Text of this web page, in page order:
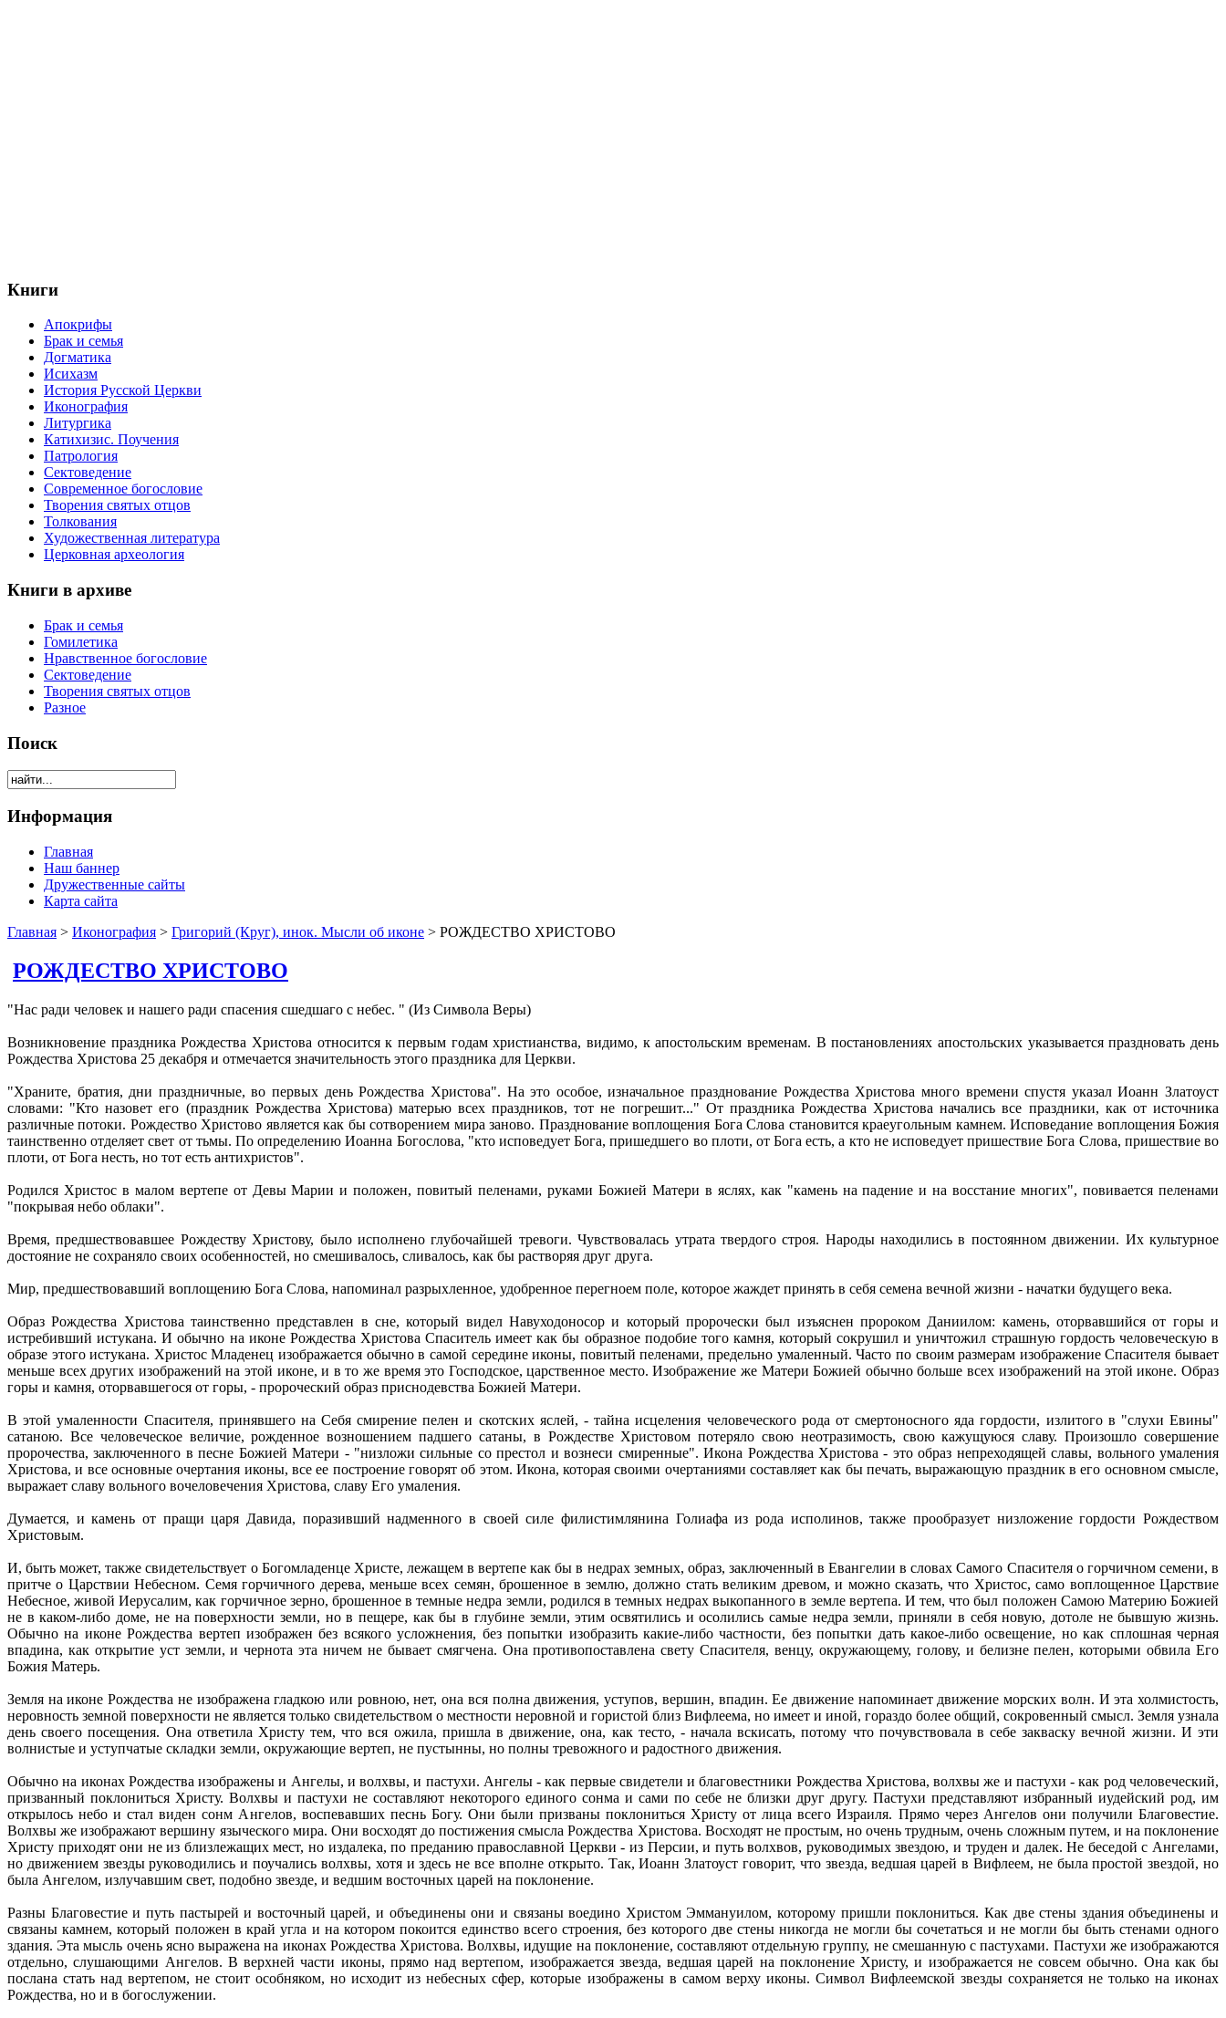
Книги
Апокрифы
Брак и семья
Догматика
Исихазм
История Русской Церкви
Иконография
Литургика
Катихизис. Поучения
Патрология
Сектоведение
Современное богословие
Творения святых отцов
Толкования
Художественная литература
Церковная археология
Книги в архиве
Брак и семья
Гомилетика
Нравственное богословие
Сектоведение
Творения святых отцов
Разное
Поиск
Информация
Главная
Наш баннер
Дружественные сайты
Карта сайта
Главная > Иконография > Григорий (Круг), инок. Мысли об иконе > РОЖДЕСТВО ХРИСТОВО
РОЖДЕСТВО ХРИСТОВО
"Нас ради человек и нашего ради спасения сшедшаго с небес. " (Из Символа Веры)
Возникновение праздника Рождества Христова относится к первым годам христианства, видимо, к апостольским временам. В постановлениях апостольских указывается праздновать день
Рождества Христова 25 декабря и отмечается значительность этого праздника для Церкви.
"Храните, братия, дни праздничные, во первых день Рождества Христова". На это особое, изначальное празднование Рождества Христова много времени спустя указал Иоанн Златоуст
словами: "Кто назовет его (праздник Рождества Христова) матерью всех праздников, тот не погрешит..." От праздника Рождества Христова начались все праздники, как от источника
различные потоки. Рождество Христово является как бы сотворением мира заново. Празднование воплощения Бога Слова становится краеугольным камнем. Исповедание воплощения Божия
таинственно отделяет свет от тьмы. По определению Иоанна Богослова, "кто исповедует Бога, пришедшего во плоти, от Бога есть, а кто не исповедует пришествие Бога Слова, пришествие во
плоти, от Бога несть, но тот есть антихристов".
Родился Христос в малом вертепе от Девы Марии и положен, повитый пеленами, руками Божией Матери в яслях, как "камень на падение и на восстание многих", повивается пеленами
"покрывая небо облаки".
Время, предшествовавшее Рождеству Христову, было исполнено глубочайшей тревоги. Чувствовалась утрата твердого строя. Народы находились в постоянном движении. Их культурное
достояние не сохраняло своих особенностей, но смешивалось, сливалось, как бы растворяя друг друга.
Мир, предшествовавший воплощению Бога Слова, напоминал разрыхленное, удобренное перегноем поле, которое жаждет принять в себя семена вечной жизни - начатки будущего века.
Образ Рождества Христова таинственно представлен в сне, который видел Навуходоносор и который пророчески был изъяснен пророком Даниилом: камень, оторвавшийся от горы и
истребивший истукана. И обычно на иконе Рождества Христова Спаситель имеет как бы образное подобие того камня, который сокрушил и уничтожил страшную гордость человеческую в
образе этого истукана. Христос Младенец изображается обычно в самой середине иконы, повитый пеленами, предельно умаленный. Часто по своим размерам изображение Спасителя бывает
меньше всех других изображений на этой иконе, и в то же время это Господское, царственное место. Изображение же Матери Божией обычно больше всех изображений на этой иконе. Образ
горы и камня, оторвавшегося от горы, - пророческий образ приснодевства Божией Матери.
В этой умаленности Спасителя, принявшего на Себя смирение пелен и скотских яслей, - тайна исцеления человеческого рода от смертоносного яда гордости, излитого в "слухи Евины"
сатаною. Все человеческое величие, рожденное возношением падшего сатаны, в Рождестве Христовом потеряло свою неотразимость, свою кажущуюся славу. Произошло совершение
пророчества, заключенного в песне Божией Матери - "низложи сильные со престол и вознеси смиренные". Икона Рождества Христова - это образ непреходящей славы, вольного умаления
Христова, и все основные очертания иконы, все ее построение говорят об этом. Икона, которая своими очертаниями составляет как бы печать, выражающую праздник в его основном смысле,
выражает славу вольного вочеловечения Христова, славу Его умаления.
Думается, и камень от пращи царя Давида, поразивший надменного в своей силе филистимлянина Голиафа из рода исполинов, также прообразует низложение гордости Рождеством
Христовым.
И, быть может, также свидетельствует о Богомладенце Христе, лежащем в вертепе как бы в недрах земных, образ, заключенный в Евангелии в словах Самого Спасителя о горчичном семени, в
притче о Царствии Небесном. Семя горчичного дерева, меньше всех семян, брошенное в землю, должно стать великим древом, и можно сказать, что Христос, само воплощенное Царствие
Небесное, живой Иерусалим, как горчичное зерно, брошенное в темные недра земли, родился в темных недрах выкопанного в земле вертепа. И тем, что был положен Самою Материю Божией
не в каком-либо доме, не на поверхности земли, но в пещере, как бы в глубине земли, этим освятились и осолились самые недра земли, приняли в себя новую, дотоле не бывшую жизнь.
Обычно на иконе Рождества вертеп изображен без всякого усложнения, без попытки изобразить какие-либо частности, без попытки дать какое-либо освещение, но как сплошная черная
впадина, как открытие уст земли, и чернота эта ничем не бывает смягчена. Она противопоставлена свету Спасителя, венцу, окружающему, голову, и белизне пелен, которыми обвила Его
Божия Матерь.
Земля на иконе Рождества не изображена гладкою или ровною, нет, она вся полна движения, уступов, вершин, впадин. Ее движение напоминает движение морских волн. И эта холмистость,
неровность земной поверхности не является только свидетельством о местности неровной и гористой близ Вифлеема, но имеет и иной, гораздо более общий, сокровенный смысл. Земля узнала
день своего посещения. Она ответила Христу тем, что вся ожила, пришла в движение, она, как тесто, - начала вскисать, потому что почувствовала в себе закваску вечной жизни. И эти
волнистые и уступчатые складки земли, окружающие вертеп, не пустынны, но полны тревожного и радостного движения.
Обычно на иконах Рождества изображены и Ангелы, и волхвы, и пастухи. Ангелы - как первые свидетели и благовестники Рождества Христова, волхвы же и пастухи - как род человеческий,
призванный поклониться Христу. Волхвы и пастухи не составляют некоторого единого сонма и сами по себе не близки друг другу. Пастухи представляют избранный иудейский род, им
открылось небо и стал виден сонм Ангелов, воспевавших песнь Богу. Они были призваны поклониться Христу от лица всего Израиля. Прямо через Ангелов они получили Благовестие.
Волхвы же изображают вершину языческого мира. Они восходят до постижения смысла Рождества Христова. Восходят не простым, но очень трудным, очень сложным путем, и на поклонение
Христу приходят они не из близлежащих мест, но издалека, по преданию православной Церкви - из Персии, и путь волхвов, руководимых звездою, и труден и далек. Не беседой с Ангелами,
но движением звезды руководились и поучались волхвы, хотя и здесь не все вполне открыто. Так, Иоанн Златоуст говорит, что звезда, ведшая царей в Вифлеем, не была простой звездой, но
была Ангелом, излучавшим свет, подобно звезде, и ведшим восточных царей на поклонение.
Разны Благовестие и путь пастырей и восточный царей, и объединены они и связаны воедино Христом Эммануилом, которому пришли поклониться. Как две стены здания объединены и
связаны камнем, который положен в край угла и на котором покоится единство всего строения, без которого две стены никогда не могли бы сочетаться и не могли бы быть стенами одного
здания. Эта мысль очень ясно выражена на иконах Рождества Христова. Волхвы, идущие на поклонение, составляют отдельную группу, не смешанную с пастухами. Пастухи же изображаются
отдельно, слушающими Ангелов. В верхней части иконы, прямо над вертепом, изображается звезда, ведшая царей на поклонение Христу, и изображается не совсем обычно. Она как бы
послана стать над вертепом, не стоит особняком, но исходит из небесных сфер, которые изображены в самом верху иконы. Символ Вифлеемской звезды сохраняется не только на иконах
Рождества, но и в богослужении.